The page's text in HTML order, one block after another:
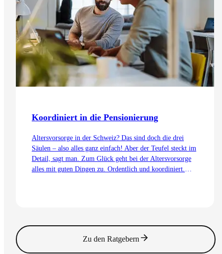
Koordiniert in die Pensionierung
Altersvorsorge in der Schweiz? Das sind doch die drei
Säulen – also alles ganz einfach! Aber der Teufel steckt im
Detail, sagt man. Zum Glück geht bei der Altersvorsorge
alles mit guten Dingen zu. Ordentlich und koordiniert.
Zu den Ratgebern